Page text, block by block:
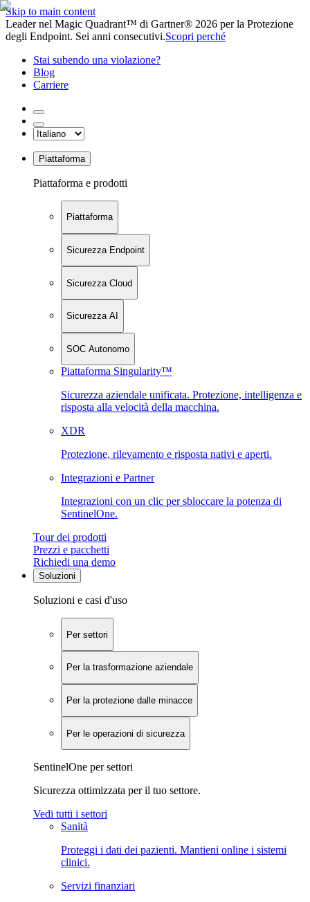
Skip to main content
Leader nel Magic Quadrant™ di Gartner® 2026 per la Protezione
degli Endpoint. Sei anni consecutivi.Scopri perché
Stai subendo una violazione?
Blog
Carriere
Piattaforma
Piattaforma e prodotti
Piattaforma
Sicurezza Endpoint
Sicurezza Cloud
Sicurezza AI
SOC Autonomo
Piattaforma Singularity™
Sicurezza aziendale unificata. Protezione, intelligenza e
risposta alla velocità della macchina.
XDR
Protezione, rilevamento e risposta nativi e aperti.
Integrazioni e Partner
Integrazioni con un clic per sbloccare la potenza di
SentinelOne.
Tour dei prodotti
Prezzi e pacchetti
Richiedi una demo
Soluzioni
Soluzioni e casi d'uso
Per settori
Per la trasformazione aziendale
Per la protezione dalle minacce
Per le operazioni di sicurezza
SentinelOne per settori
Sicurezza ottimizzata per il tuo settore.
Vedi tutti i settori
Sanità
Proteggi i dati dei pazienti. Mantieni online i sistemi
clinici.
Servizi finanziari